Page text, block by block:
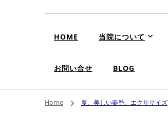
HOME 当院について
お問い合せ BLOG
Home 夏、美しい姿勢、エクササイズ